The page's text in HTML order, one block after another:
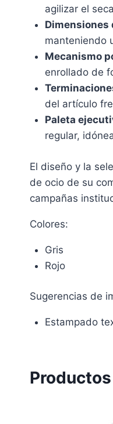
agilizar el
Dimensiones
manteniendo
Mecanismo
enrollado de
del artículo
Paleta
regular,
El diseño y la
de ocio de su
campañas
Colores:
Gris
Rojo
Sugerencias de
Estampado